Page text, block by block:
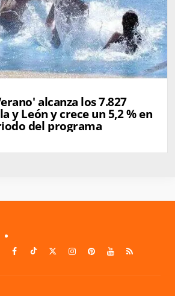
alcanza los 7.827
y León y crece un 5,2 % en
del programa